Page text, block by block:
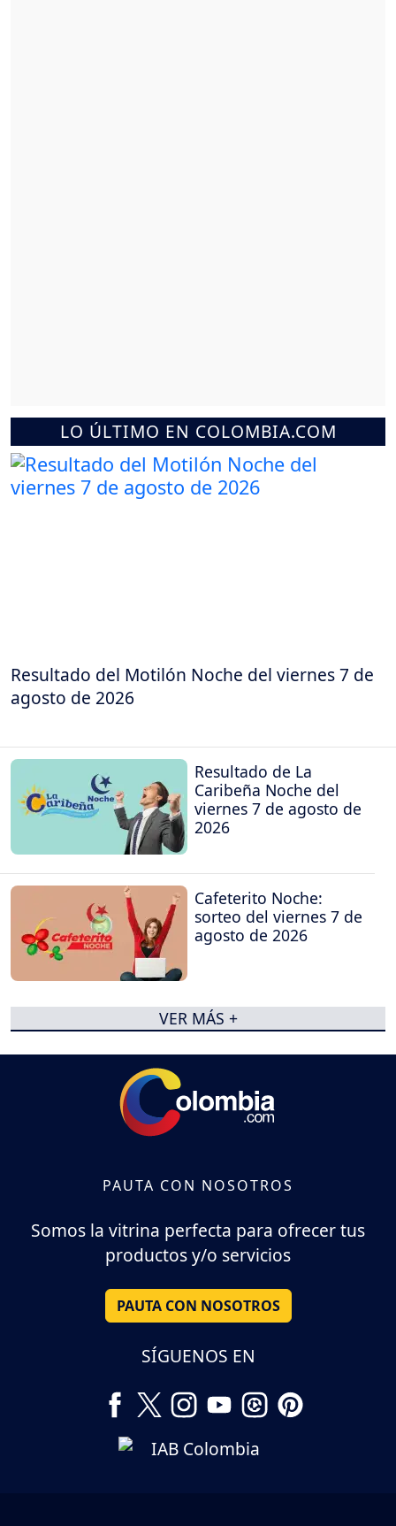
LO ÚLTIMO EN COLOMBIA.COM
Resultado del Motilón Noche del viernes 7 de
agosto de 2026
Resultado de La
Caribeña Noche del
viernes 7 de agosto de
2026
Cafeterito Noche:
sorteo del viernes 7 de
agosto de 2026
VER MÁS +
PAUTA CON NOSOTROS
Somos la vitrina perfecta para ofrecer tus
productos y/o servicios
PAUTA CON NOSOTROS
SÍGUENOS EN